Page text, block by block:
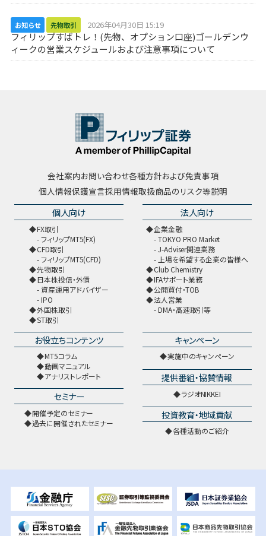
お知らせ 先物取引 2026年04月30日 15:19
フィリップすばトレ！(先物、オプション口座)ゴールデンウ
ィークの営業スケジュールおよび注意事項について
会社案内お問い合わせ各種方針および免責事項
個人情報保護宣言採用情報取扱商品のリスク等説明
個人向け
FX取引
フィリップMT5(FX)
CFD取引
フィリップMT5(CFD)
先物取引
日本株投信・外債
資産運用アドバイザー
IPO
外国株取引
ST取引
法人向け
企業金融
TOKYO PRO Market
J-Adviser関連業務
上場を希望する企業の皆様へ
Club Chemistry
IFAサポート業務
公開買付・TOB
法人営業
DMA・高速取引等
お役立ちコンテンツ
MT5コラム
動画マニュアル
アナリストレポート
セミナー
開催予定のセミナー
過去に開催されたセミナー
キャンペーン
実施中のキャンペーン
提供番組・協賛情報
ラジオNIKKEI
投資教育・地域貢献
各種活動のご紹介